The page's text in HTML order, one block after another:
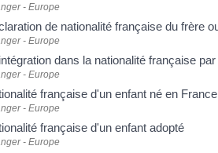
- Europe
de nationalité française du frère
- Europe
dans la nationalité française
- Europe
française d'un enfant né en
- Europe
française d'un enfant adopté
- Europe